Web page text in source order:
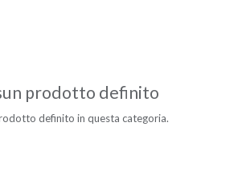
prodotto definito
definito in questa categoria.